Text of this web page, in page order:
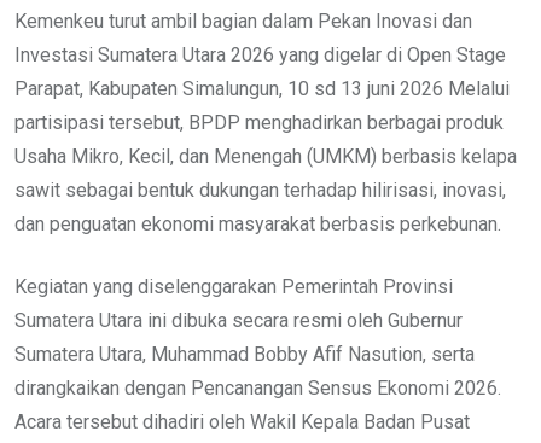
Kemenkeu turut ambil bagian dalam Pekan Inovasi dan
Investasi Sumatera Utara 2026 yang digelar di Open Stage
Parapat, Kabupaten Simalungun, 10 sd 13 juni 2026 Melalui
partisipasi tersebut, BPDP menghadirkan berbagai produk
Usaha Mikro, Kecil, dan Menengah (UMKM) berbasis kelapa
sawit sebagai bentuk dukungan terhadap hilirisasi, inovasi,
dan penguatan ekonomi masyarakat berbasis perkebunan.
Kegiatan yang diselenggarakan Pemerintah Provinsi
Sumatera Utara ini dibuka secara resmi oleh Gubernur
Sumatera Utara, Muhammad Bobby Afif Nasution, serta
dirangkaikan dengan Pencanangan Sensus Ekonomi 2026.
Acara tersebut dihadiri oleh Wakil Kepala Badan Pusat